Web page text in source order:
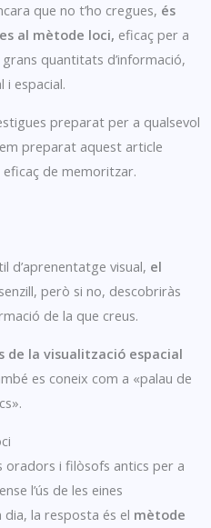
que no t’ho cregues, és
al mètode loci, eficaç per a
quantitats d’informació,
i espacial.
preparat per a qualsevol
preparat aquest article
de memoritzar.
d’aprenentatge visual, el
però si no, descobriràs
de la que creus.
de la visualització espacial
es coneix com a «palau de
oradors i filòsofs antics per a
l’ús de les eines
la resposta és el mètode